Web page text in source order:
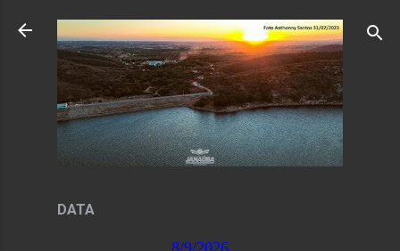
Pular para o conteúdo principal
DATA